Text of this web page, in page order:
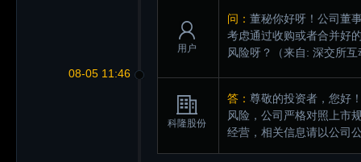
08-05 11:46
用户
问： 董秘你好呀！公司董
考虑通过收购或者合并好
风险呀？
（来自: 深交所
科隆股份
答： 尊敬的投资者，您好
风险，公司严格对照上市
经营，相关信息请以公司